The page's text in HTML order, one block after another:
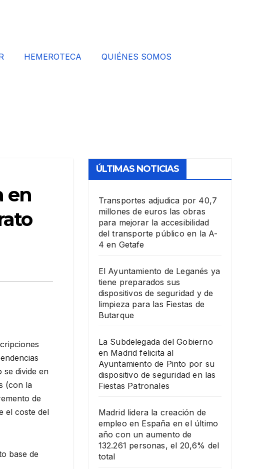
HEMEROTECA QUIÉNES SOMOS
en
se divide en
(con la
de
el coste del
base de
ÚLTIMAS NOTICIAS
Transportes adjudica por 40,7
millones de euros las obras
para mejorar la accesibilidad
del transporte público en la A-
4 en Getafe
El Ayuntamiento de Leganés ya
tiene preparados sus
dispositivos de seguridad y de
limpieza para las Fiestas de
Butarque
La Subdelegada del Gobierno
en Madrid felicita al
Ayuntamiento de Pinto por su
dispositivo de seguridad en las
Fiestas Patronales
Madrid lidera la creación de
empleo en España en el último
año con un aumento de
132.261 personas, el 20,6% del
total